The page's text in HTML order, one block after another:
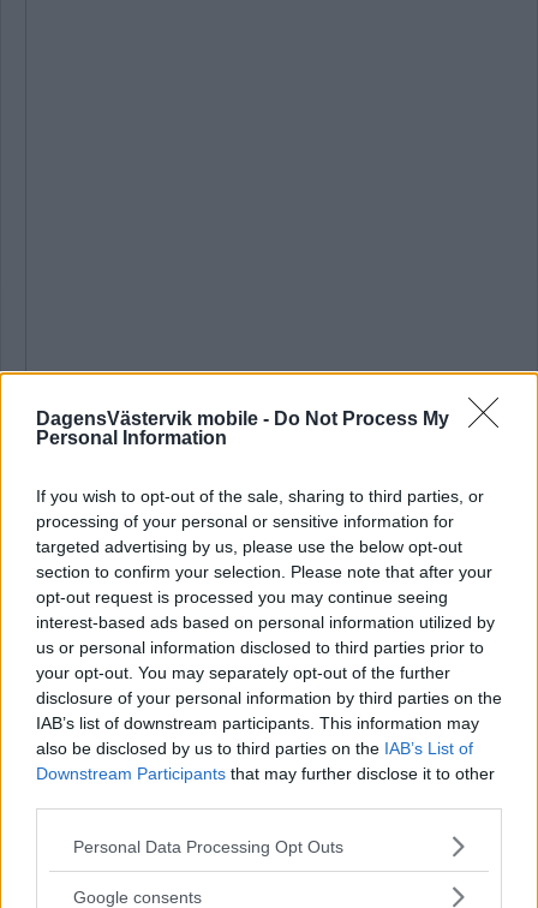
DagensVästervik mobile - Do Not Process My
Personal Information
If you wish to opt-out of the sale, sharing to third parties, or
processing of your personal or sensitive information for
targeted advertising by us, please use the below opt-out
section to confirm your selection. Please note that after your
opt-out request is processed you may continue seeing
interest-based ads based on personal information utilized by
us or personal information disclosed to third parties prior to
your opt-out. You may separately opt-out of the further
disclosure of your personal information by third parties on the
IAB’s list of downstream participants. This information may
also be disclosed by us to third parties on the IAB’s List of
Downstream Participants that may further disclose it to other
Please note that this website/app uses one or more Google
not limited to your visit or usage behaviour. You may click to
Personal Data Processing Opt Outs
Google consents
Allt i Hemservice Vimmerby Handelsbolag har angett följande
som verksamhetsbeskrivning: "Lokalvård."
Bolaget, som registrerades hos Bolagsverket den 1 juni, har
sitt säte i Vimmerby kommun.
Företrädare är Talal Hashem, 38 år, och Kamal Othman, 40